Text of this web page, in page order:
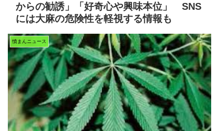
からの勧誘」「好奇心や興味本位」 SNS
には大麻の危険性を軽視する情報も
憤まんニュース